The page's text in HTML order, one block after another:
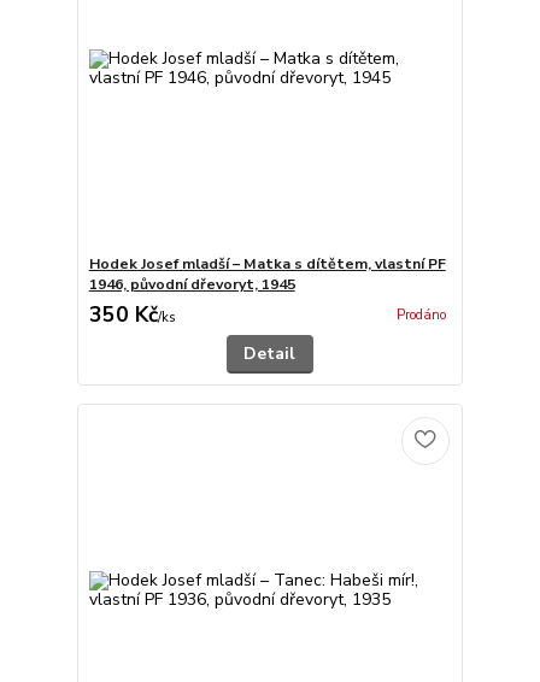
Hodek Josef mladší – Matka s dítětem, vlastní PF
1946, původní dřevoryt, 1945
350 Kč/ks Prodáno
Detail